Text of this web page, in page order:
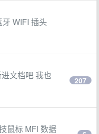
WIFI 插头
文档吧 我也
207
鼠标 MFI 数据